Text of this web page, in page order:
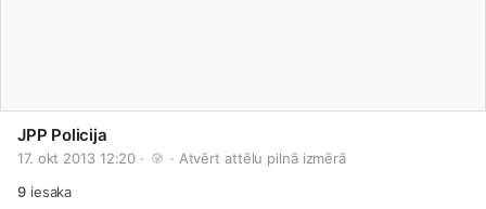
JPP Policija
17. okt 2013 12:20 · · Atvērt attēlu pilnā izmērā
9iesaka